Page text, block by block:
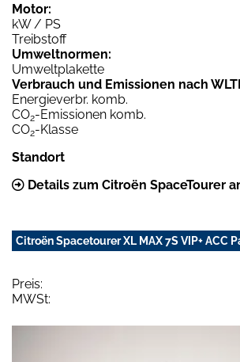
Motor:
kW / PS
Treibstoff
Umweltnormen:
Umweltplakette
Verbrauch und Emissionen nach
Energieverbr. komb.
CO2-Emissionen komb.
CO2-Klasse
Standort
Details zum Citroën SpaceTourer
Citroën Spacetourer XL MAX 7S VIP+ ACC
Preis:
MWSt: